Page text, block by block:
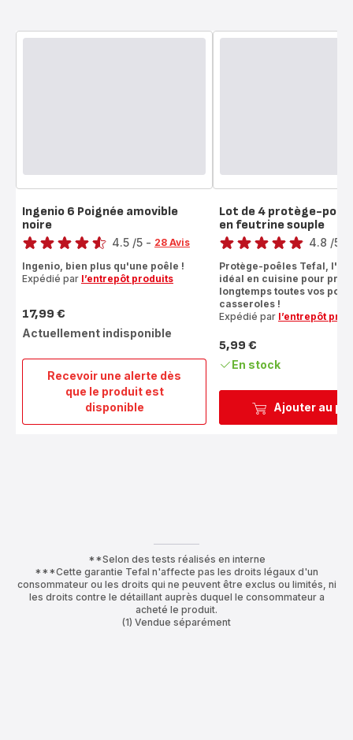
Recevoir une alerte dès
que le produit est
disponible
Ingenio
6
Ingenio 6 Poignée amovible
noire
Note
4.5 /5 - 28 Avis
Ingenio, bien plus qu'une poêle !
Expédié par l’entrepôt produits
Prix
17,99 €
Actuellement indisponible
Ajouter au
Lot de 4 protège-
en feutrine souple
Note
4.8 /5
Protège-poêles Tefal,
idéal en cuisine pour
longtemps toutes vos
casseroles !
Expédié par l’entrepôt
Prix
5,99 €
En stock
**Selon des tests réalisés en interne
***Cette garantie Tefal n'affecte pas les droits légaux d'un
consommateur ou les droits qui ne peuvent être exclus ou limités, ni
les droits contre le détaillant auprès duquel le consommateur a
acheté le produit.
(1) Vendue séparément